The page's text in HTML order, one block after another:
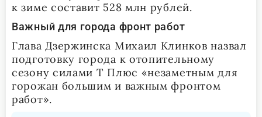
к зиме составит 528 млн рублей.
Важный для города фронт работ
Глава Дзержинска Михаил Клинков назвал
подготовку города к отопительному
сезону силами Т Плюс «незаметным для
горожан большим и важным фронтом
работ».